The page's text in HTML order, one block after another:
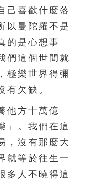
己喜歡什麼落
以曼陀羅不是
的是心想事
們這個世間就
極樂世界得彌
有欠缺。
方十萬億
」。我們在這
，沒有那麼大
就等於往生一
多人不曉得這